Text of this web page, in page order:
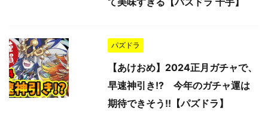
パズドラ
【あけおめ】2024正月ガチャで、
早速神引き!? 今年のガチャ運は
期待できそう!!【パズドラ】